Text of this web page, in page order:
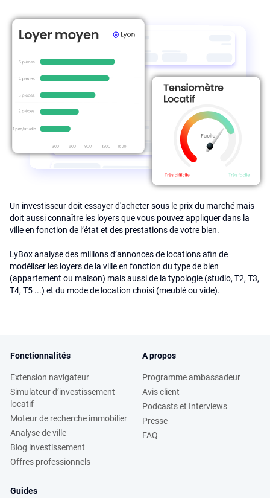
Un investisseur doit essayer d'acheter sous le prix du marché mais
doit aussi connaître les loyers que vous pouvez appliquer dans la
ville en fonction de l’état et des prestations de votre bien.
LyBox analyse des millions d’annonces de locations afin de
modéliser les loyers de la ville en fonction du type de bien
(appartement ou maison) mais aussi de la typologie (studio, T2, T3,
T4, T5 ...) et du mode de location choisi (meublé ou vide).
Fonctionnalités
Extension navigateur
Simulateur d’investissement
locatif
Moteur de recherche immobilier
Analyse de ville
Blog investissement
Offres professionnels
A propos
Programme ambassadeur
Avis client
Podcasts et Interviews
Presse
FAQ
Guides